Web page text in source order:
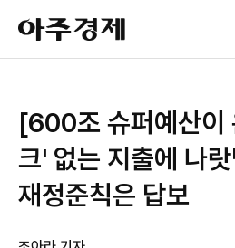
아
주
경
[600조 슈퍼예산이
크' 없는 지출에 나
재정준칙은 답보